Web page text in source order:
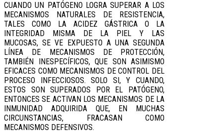
CUANDO UN PATÓGENO LOGRA SUPERAR A LOS
MECANISMOS NATURALES DE RESISTENCIA,
TALES COMO LA ACIDEZ GÁSTRICA O LA
INTEGRIDAD MISMA DE LA PIEL Y LAS
MUCOSAS, SE VE EXPUESTO A UNA SEGUNDA
LÍNEA DE MECANISMOS DE PROTECCIÓN,
TAMBIÉN INESPECÍFICOS, QUE SON ASIMISMO
EFICACES COMO MECANISMOS DE CONTROL DEL
PROCESO INFECCIOSOS. SOLO SI, Y CUANDO,
ESTOS SON SUPERADOS POR EL PATÓGENO,
ENTONCES SE ACTIVAN LOS MECANISMOS DE LA
INMUNIDAD ADQUIRIDA QUE, EN MUCHAS
CIRCUNSTANCIAS, FRACASAN COMO
MECANISMOS DEFENSIVOS.